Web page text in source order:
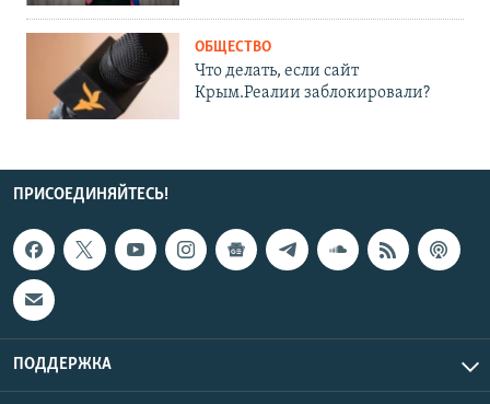
ОБЩЕСТВО
Что делать, если сайт
Крым.Реалии заблокировали?
ПРИСОЕДИНЯЙТЕСЬ!
ПОДДЕРЖКА